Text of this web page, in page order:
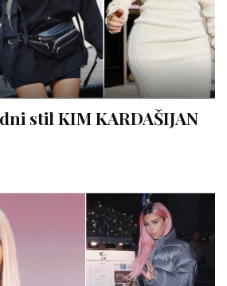
stil KIM KARDAŠIJAN